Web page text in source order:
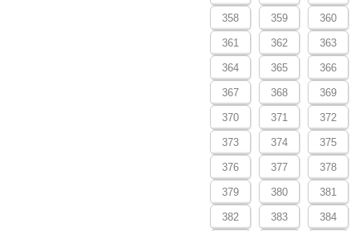
358 359 360
361 362 363
364 365 366
367 368 369
370 371 372
373 374 375
376 377 378
379 380 381
382 383 384